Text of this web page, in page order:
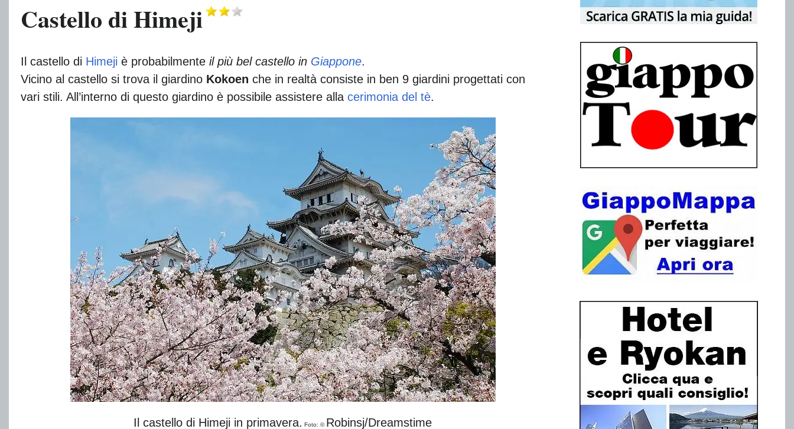
Castello di Himeji
Il castello di Himeji è probabilmente il più bel castello in Giappone.
Vicino al castello si trova il giardino Kokoen che in realtà consiste in ben 9 giardini progettati con
vari stili. All’interno di questo giardino è possibile assistere alla cerimonia del tè.
Il castello di Himeji in primavera. Foto: © Robinsj/Dreamstime